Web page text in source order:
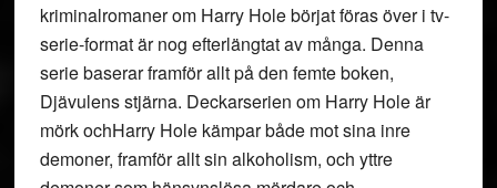
kriminalromaner om Harry Hole börjat föras över i tv-
serie-format är nog efterlängtat av många. Denna
serie baserar framför allt på den femte boken,
Djävulens stjärna. Deckarserien om Harry Hole är
mörk ochHarry Hole kämpar både mot sina inre
demoner, framför allt sin alkoholism, och yttre